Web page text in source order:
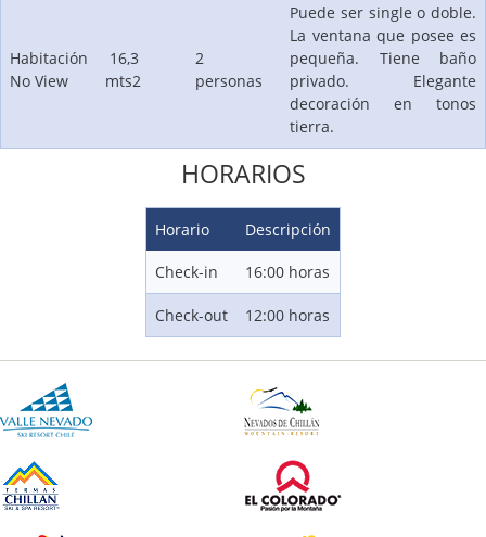
Termas de Chillán
Distancia a pistas: 0 (Ski In/Out)
Tarifas Desde:
Habitación
No View
16,3
mts2
2
personas
Puede ser single o doble.
La ventana que posee es
pequeña. Tiene baño
privado. Elegante
decoración en tonos
tierra.
HORARIOS
Horario Descripción
Check-in 16:00 horas
Check-out 12:00 horas